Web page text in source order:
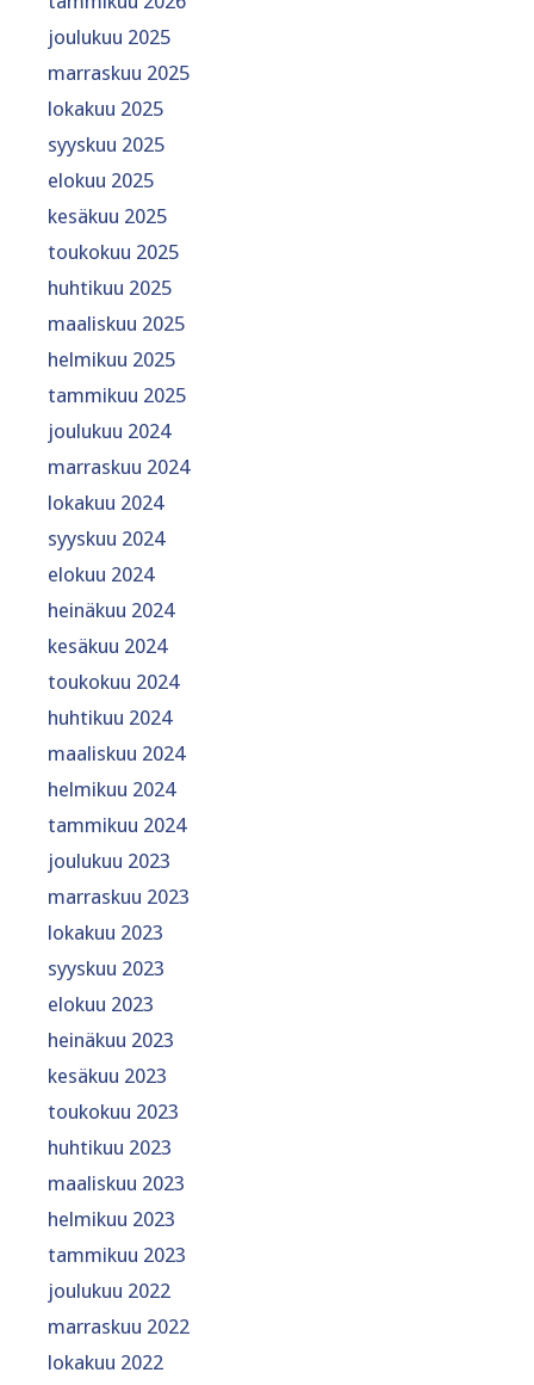
joulukuu 2025
marraskuu 2025
lokakuu 2025
syyskuu 2025
elokuu 2025
kesäkuu 2025
toukokuu 2025
huhtikuu 2025
maaliskuu 2025
helmikuu 2025
tammikuu 2025
joulukuu 2024
marraskuu 2024
lokakuu 2024
syyskuu 2024
elokuu 2024
heinäkuu 2024
kesäkuu 2024
toukokuu 2024
huhtikuu 2024
maaliskuu 2024
helmikuu 2024
tammikuu 2024
joulukuu 2023
marraskuu 2023
lokakuu 2023
syyskuu 2023
elokuu 2023
heinäkuu 2023
kesäkuu 2023
toukokuu 2023
huhtikuu 2023
maaliskuu 2023
helmikuu 2023
tammikuu 2023
joulukuu 2022
marraskuu 2022
lokakuu 2022